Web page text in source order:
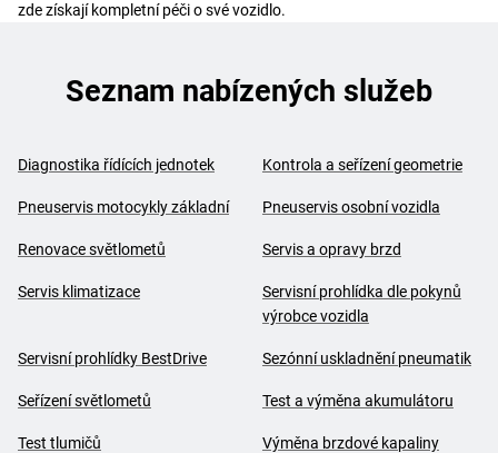
zde získají kompletní péči o své vozidlo.
Seznam nabízených služeb
Diagnostika řídících jednotek Kontrola a seřízení geometrie
Pneuservis motocykly základní Pneuservis osobní vozidla
Renovace světlometů Servis a opravy brzd
Servis klimatizace
Servisní prohlídka dle pokynů
výrobce vozidla
Servisní prohlídky BestDrive Sezónní uskladnění pneumatik
Seřízení světlometů Test a výměna akumulátoru
Test tlumičů Výměna brzdové kapaliny